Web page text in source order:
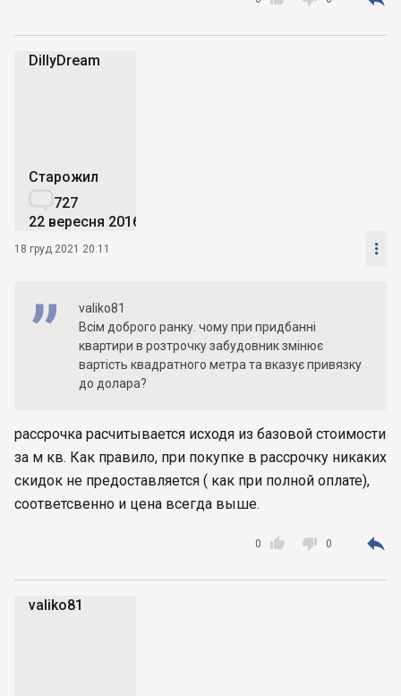
DillyDream
Старожил
727
22 вересня 2016
18 груд 2021 20:11 
valiko81
Всім доброго ранку. чому при придбанні
квартири в розтрочку забудовник змінює
вартість квадратного метра та вказує привязку
до долара?
рассрочка расчитывается исходя из базовой стоимости
за м кв. Как правило, при покупке в рассрочку никаких
скидок не предоставляется ( как при полной оплате),
соответсвенно и цена всегда выше.

0  0 
valiko81